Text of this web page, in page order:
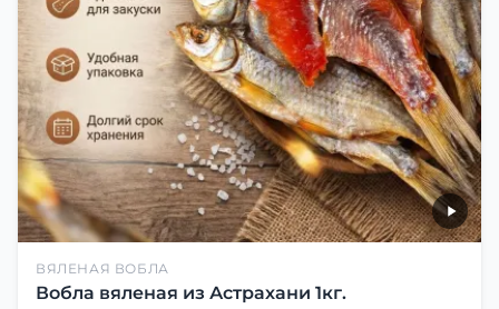
ВЯЛЕНАЯ ВОБЛА
Вобла вяленая из Астрахани 1кг.